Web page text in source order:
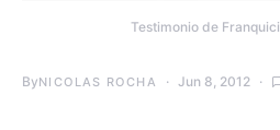
Testimonio de
ByNICOLAS ROCHA Jun 8, 2012